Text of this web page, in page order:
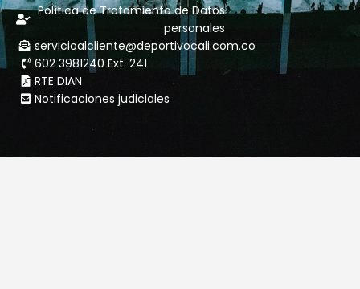
Política de Tratamiento de Datos
personales
servicioalcliente@deportivocali.com.co
602 3981240 Ext. 241
RTE DIAN
Notificaciones judiciales